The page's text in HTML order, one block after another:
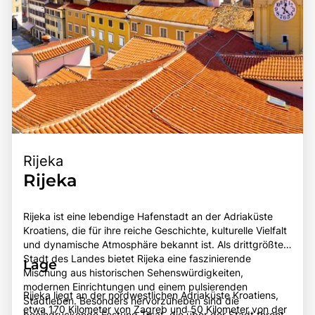
Rijeka
Rijeka
Rijeka ist eine lebendige Hafenstadt an der Adriaküste
Kroatiens, die für ihre reiche Geschichte, kulturelle Vielfalt
und dynamische Atmosphäre bekannt ist. Als drittgrößte
Stadt des Landes bietet Rijeka eine faszinierende
Mischung aus historischen Sehenswürdigkeiten,
modernen Einrichtungen und einem pulsierenden
Stadtleben. Besonders hervorzuheben sind die
Lage
Rijeka liegt an der nordwestlichen Adriaküste Kroatiens,
etwa 170 Kilometer von Zagreb und 50 Kilometer von der